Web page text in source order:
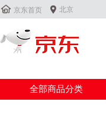
 京东首页  北京
全部商品分类